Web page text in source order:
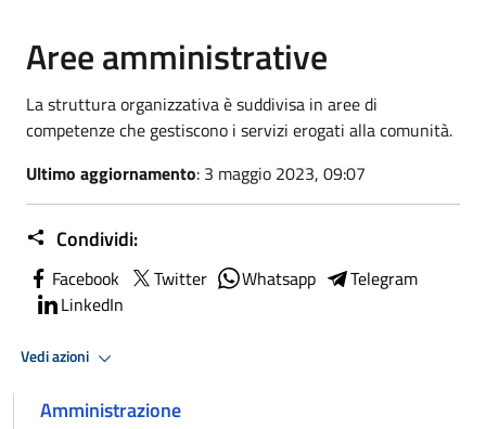
Aree amministrative
La struttura organizzativa è suddivisa in aree di
competenze che gestiscono i servizi erogati alla comunità.
Ultimo aggiornamento: 3 maggio 2023, 09:07
Condividi:
Facebook Twitter Whatsapp
Telegram
LinkedIn
Vedi azioni
Amministrazione